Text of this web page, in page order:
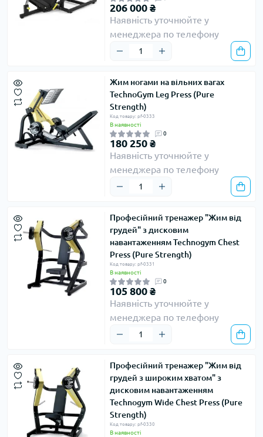
206 000 ₴
Наявність уточнюйте у
менеджера по телефону
Жим ногами на вільних вагах
TechnoGym Leg Press (Pure
Strength)
Код товару: pf-0333
В наявності
0
180 250 ₴
Наявність уточнюйте у
менеджера по телефону
Професійний тренажер "Жим від
грудей" з дисковим
навантаженням Technogym Chest
Press (Pure Strength)
Код товару: pf-0331
В наявності
0
105 800 ₴
Наявність уточнюйте у
менеджера по телефону
Професійний тренажер "Жим від
грудей з широким хватом" з
дисковим навантаженням
Technogym Wide Chest Press (Pure
Strength)
Код товару: pf-0330
В наявності